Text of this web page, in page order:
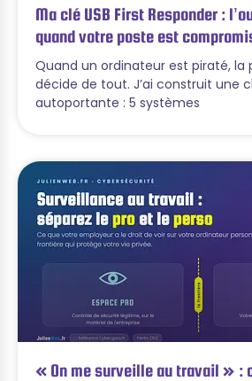
Ma clé USB First Responder :
quand votre poste est
Quand un ordinateur est piraté, la
décide de tout. J’ai construit une
autoportante : 5 systèmes
« On me surveille au travail » :